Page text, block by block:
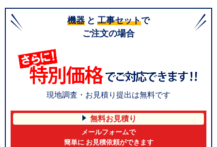
機器 と 工事セットで
ご注文の場合
現地調査・お見積り提出は無料です
無料お見積り
メールフォームで
簡単に お見積依頼ができます